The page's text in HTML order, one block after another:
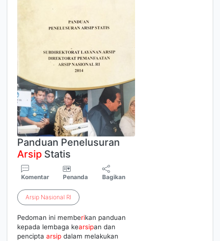
Panduan Penelusuran
Arsip Statis
Komentar Penanda Bagikan
Arsip Nasional RI
Pedoman ini memberikan panduan
kepada lembaga kearsipan dan
pencipta arsip dalam melakukan